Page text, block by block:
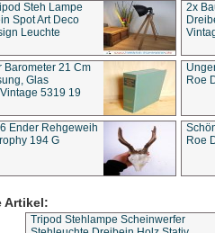
Steh Lampe
Spot Art Deco
Leuchte
2x
Barometer 21 Cm
Glas
5319 19
Roe
Ender Rehgeweih
194 G
Roe
Artikel:
Tripod Stehlampe Scheinwerfer